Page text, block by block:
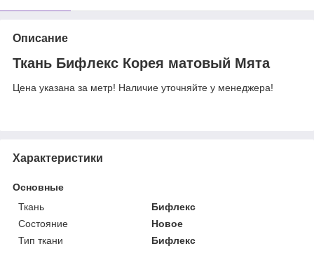
Описание
Ткань Бифлекс Корея матовый Мята
Цена указана за метр! Наличие уточняйте у менеджера!
Характеристики
Основные
Ткань
Бифлекс
Состояние
Новое
Тип ткани
Бифлекс